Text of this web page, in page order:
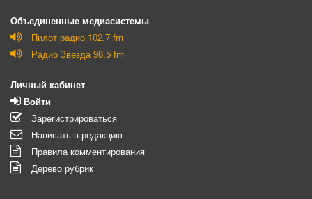
Объединенные медиасистемы
Пилот радио 102,7 fm
Радио Звезда 98.5 fm
Личный кабинет
Войти
Зарегистрироваться
Написать в редакцию
Правила комментирования
Дерево рубрик